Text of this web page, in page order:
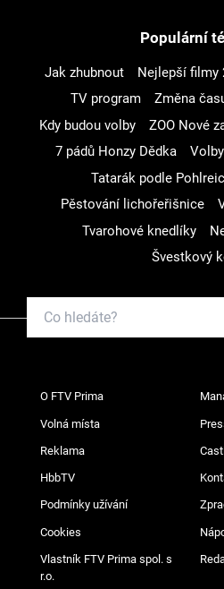
Populární
Jak zhubnout Nejlepší filmy
TV program
Změna
Kdy budou volby
ZOO Nové
7 pádů Honzy Dědka
Tatarák podle
Pěstování lichořeřišnice
Tvarohové knedlíky
Švestkový
O FTV Prima
Volná místa
Reklama
HbbTV
Podmínky užívání
Cookies
Vlastník FTV Prima spol. s
r.o.